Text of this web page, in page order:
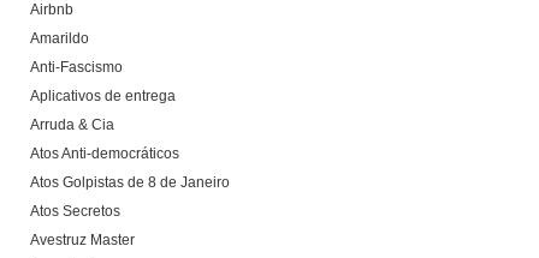
Airbnb
Amarildo
Anti-Fascismo
Aplicativos de entrega
Arruda & Cia
Atos Anti-democráticos
Atos Golpistas de 8 de Janeiro
Atos Secretos
Avestruz Master